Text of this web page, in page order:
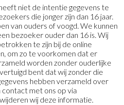
niet de intentie gegevens te
die jonger zijn dan 16 jaar.
van ouders of voogd. We kunnen
bezoeker ouder dan 16 is. Wij
te zijn bij de online
om zo te voorkomen dat er
worden zonder ouderlijke
bent dat wij zonder die
hebben verzameld over
contact met ons op via
wij deze informatie.